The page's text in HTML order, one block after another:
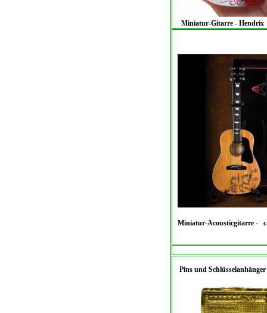
Miniatur-Gitarre - Hendrix
Miniatur-Acousticgitarre -
Pins und